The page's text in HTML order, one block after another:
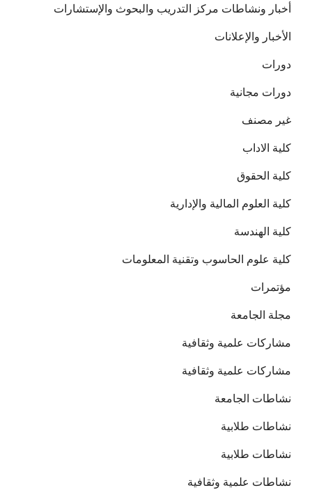
أخبار ونشاطات مركز التدريب والبحوث والإستشارات
الأخبار والإعلانات
دورات
دورات مجانية
غير مصنف
كلية الاداب
كلية الحقوق
كلية العلوم المالية والإدارية
كلية الهندسة
كلية علوم الحاسوب وتقنية المعلومات
مؤتمرات
مجلة الجامعة
مشاركات علمية وثقافية
مشاركات علمية وثقافية
نشاطات الجامعة
نشاطات طلابية
نشاطات طلابية
نشاطات علمية وثقافية